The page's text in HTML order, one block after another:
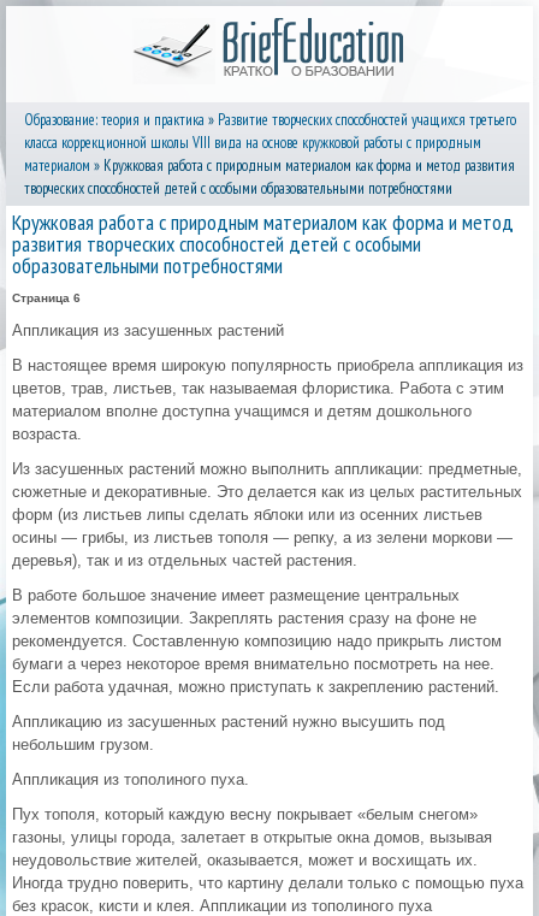
Образование: теория и практика » Развитие творческих способностей учащихся третьего
класса коррекционной школы VIII вида на основе кружковой работы с природным
материалом » Кружковая работа с природным материалом как форма и метод развития
творческих способностей детей с особыми образовательными потребностями
Кружковая работа с природным материалом как форма и метод
развития творческих способностей детей с особыми
образовательными потребностями
Страница 6
Аппликация из засушенных растений
В настоящее время широкую популярность приобрела аппликация из
цветов, трав, листьев, так называемая флористика. Работа с этим
материалом вполне доступна учащимся и детям дошкольного
возраста.
Из засушенных растений можно выполнить аппликации: предметные,
сюжетные и декоративные. Это делается как из целых растительных
форм (из листьев липы сделать яблоки или из осенних листьев
осины — грибы, из листьев тополя — репку, а из зелени моркови —
деревья), так и из отдельных частей растения.
В работе большое значение имеет размещение центральных
элементов композиции. Закреплять растения сразу на фоне не
рекомендуется. Составленную композицию надо прикрыть листом
бумаги а через некоторое время внимательно посмотреть на нее.
Если работа удачная, можно приступать к закреплению растений.
Аппликацию из засушенных растений нужно высушить под
небольшим грузом.
Аппликация из тополиного пуха.
Пух тополя, который каждую весну покрывает «белым снегом»
газоны, улицы города, залетает в открытые окна домов, вызывая
неудовольствие жителей, оказывается, может и восхищать их.
Иногда трудно поверить, что картину делали только с помощью пуха
без красок, кисти и клея. Аппликации из тополиного пуха